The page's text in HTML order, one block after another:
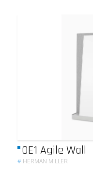
OE1 Agile Wall
# HERMAN MILLER